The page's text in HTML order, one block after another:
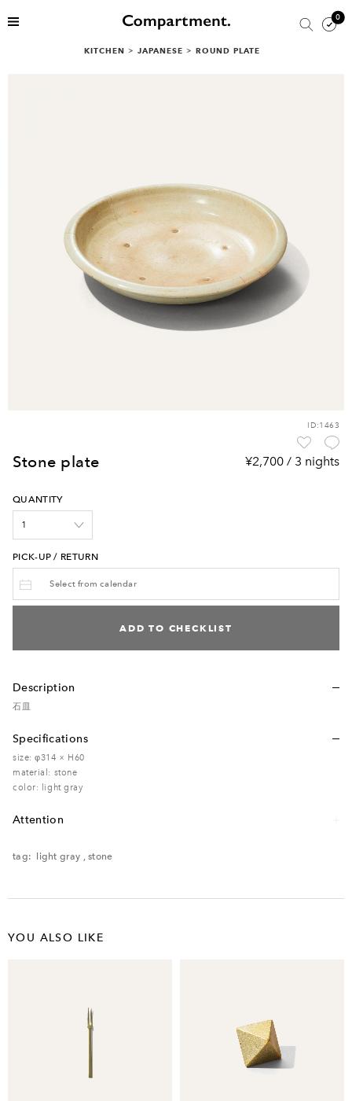
0
KITCHEN > JAPANESE > ROUND PLATE
ID:1463
stone plate ¥2,700 / 3 nights
QUANTITY
PICK-UP / RETURN
ADD TO CHECKLIST
Description
石皿
Specifications
size: φ314 × H60
material: stone
color: light gray
Attention
ださい。
tag: light gray ,stone
YOU ALSO LIKE